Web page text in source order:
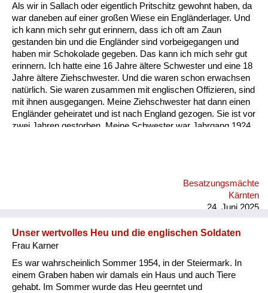
Als wir in Sallach oder eigentlich Pritschitz gewohnt haben, da
war daneben auf einer großen Wiese ein Engländerlager. Und
ich kann mich sehr gut erinnern, dass ich oft am Zaun
gestanden bin und die Engländer sind vorbeigegangen und
haben mir Schokolade gegeben. Das kann ich mich sehr gut
erinnern. Ich hatte eine 16 Jahre ältere Schwester und eine 18
Jahre ältere Ziehschwester. Und die waren schon erwachsen
natürlich. Sie waren zusammen mit englischen Offizieren, sind
mit ihnen ausgegangen. Meine Ziehschwester hat dann einen
Engländer geheiratet und ist nach England gezogen. Sie ist vor
zwei Jahren gestorben. Meine Schwester war Jahrgang 1924,
Besatzungsmächte
Kärnten
24. Juni 2025
Unser wertvolles Heu und die englischen Soldaten
Frau Karner
Es war wahrscheinlich Sommer 1954, in der Steiermark. In
einem Graben haben wir damals ein Haus und auch Tiere
gehabt. Im Sommer wurde das Heu geerntet und